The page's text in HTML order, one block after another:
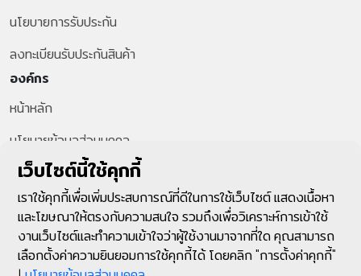
นโยบายการรับประกัน
ลงทะเบียนรับประกันสินค้า
องค์กร
หน้าหลัก
นโยบายข้อมูลส่วนบุคคล
สายด่วนลูกค้า
+66-2-287-1599
ติดตามเรา
เว็บไซต์นี้ใช้คุกกี้
เราใช้คุกกี้เพื่อเพิ่มประสบการณ์ที่ดีในการใช้เว็บไซต์ แสดงเนื้อหา
และโฆษณาให้ตรงกับความสนใจ รวมถึงเพื่อวิเคราะห์การเข้าใช้
งานเว็บไซต์และทำความเข้าใจว่าผู้ใช้งานมาจากที่ใด คุณสามารถ
เลือกตั้งค่าความยินยอมการใช้คุกกี้ได้ โดยคลิก "การตั้งค่าคุกกี้"